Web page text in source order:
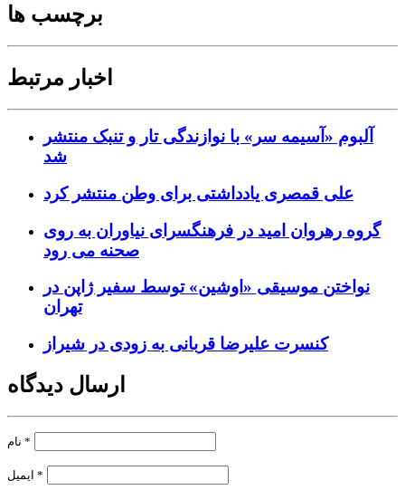
برچسب ها
اخبار مرتبط
آلبوم «آسیمه سر» با نوازندگی تار و تنبک منتشر
شد
علی قمصری یادداشتی برای وطن منتشر کرد
گروه رهروان امید در فرهنگسرای نیاوران به روی
صحنه می رود
نواختن موسیقی «اوشین» توسط سفیر ژاپن در
تهران
کنسرت علیرضا قربانی به زودی در شیراز
ارسال دیدگاه
*
*